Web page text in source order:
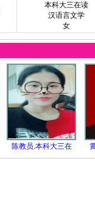
本科大三在读
汉语言文学
女
陈教员.本科大三在